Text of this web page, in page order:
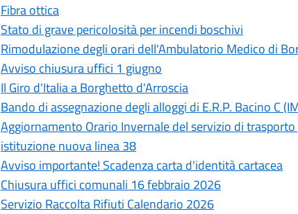
Fibra ottica
Stato di grave pericolosità per incendi boschivi
Rimodulazione degli orari dell'Ambulatorio Medico di
Avviso chiusura uffici 1 giugno
Il Giro d'Italia a Borghetto d'Arroscia
Bando di assegnazione degli alloggi di E.R.P. Bacino C
Aggiornamento Orario Invernale del servizio di trasporto
istituzione nuova linea 38
Avviso importante! Scadenza carta d'identità cartacea
Chiusura uffici comunali 16 febbraio 2026
Servizio Raccolta Rifiuti Calendario 2026